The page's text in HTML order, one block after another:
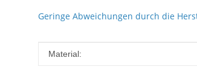
Geringe Abweichungen durch die
Produkteigenschaft
Wert
Material: